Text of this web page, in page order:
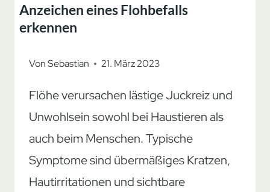
Anzeichen eines Flohbefalls
erkennen
VonSebastian 21. März 2023
Flöhe verursachen lästige Juckreiz und
Unwohlsein sowohl bei Haustieren als
auch beim Menschen. Typische
Symptome sind übermäßiges Kratzen,
Hautirritationen und sichtbare